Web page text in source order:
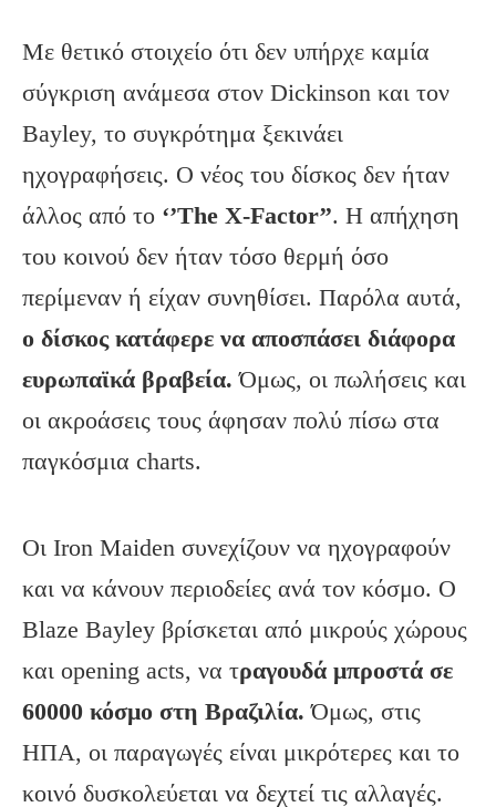
Με θετικό στοιχείο ότι δεν υπήρχε καμία
σύγκριση ανάμεσα στον Dickinson και τον
Bayley, το συγκρότημα ξεκινάει
ηχογραφήσεις. Ο νέος του δίσκος δεν ήταν
άλλος από το ‘’The X-Factor’’. Η απήχηση
του κοινού δεν ήταν τόσο θερμή όσο
περίμεναν ή είχαν συνηθίσει. Παρόλα αυτά,
ο δίσκος κατάφερε να αποσπάσει διάφορα
ευρωπαϊκά βραβεία.Όμως, οι πωλήσεις και
οι ακροάσεις τους άφησαν πολύ πίσω στα
παγκόσμια charts.
Οι Iron Maiden συνεχίζουν να ηχογραφούν
και να κάνουν περιοδείες ανά τον κόσμο. Ο
Blaze Bayley βρίσκεται από μικρούς χώρους
και opening acts, να τραγουδά μπροστά σε
60000 κόσμο στη Βραζιλία. Όμως, στις
ΗΠΑ, οι παραγωγές είναι μικρότερες και το
κοινό δυσκολεύεται να δεχτεί τις αλλαγές.